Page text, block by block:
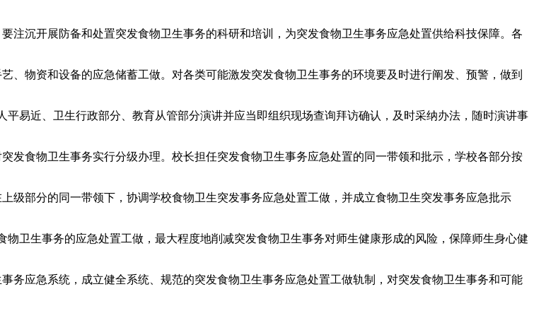
沉开展防备和处置突发食物卫生事务的科研和培训，为突发食物卫生事务应急处置供给科技保障。各
物资和设备的应急储蓄工做。对各类可能激发突发食物卫生事务的环境要及时进行阐发、预警，做到
近、卫生行政部分、教育从管部分演讲并应当即组织现场查询拜访确认，及时采纳办法，随时演讲事
食物卫生事务实行分级办理。校长担任突发食物卫生事务应急处置的同一带领和批示，学校各部分按
部分的同一带领下，协调学校食物卫生突发事务应急处置工做，并成立食物卫生突发事务应急批示
生事务的应急处置工做，最大程度地削减突发食物卫生事务对师生健康形成的风险，保障师生身心健
应急系统，成立健全系统、规范的突发食物卫生事务应急处置工做轨制，对突发食物卫生事务和可能